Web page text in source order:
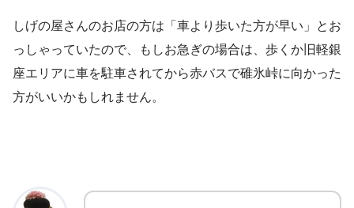
しげの屋さんのお店の方は「車より歩いた方が早い」とお
っしゃっていたので、もしお急ぎの場合は、歩くか旧軽銀
座エリアに車を駐車されてから赤バスで碓氷峠に向かった
方がいいかもしれません。